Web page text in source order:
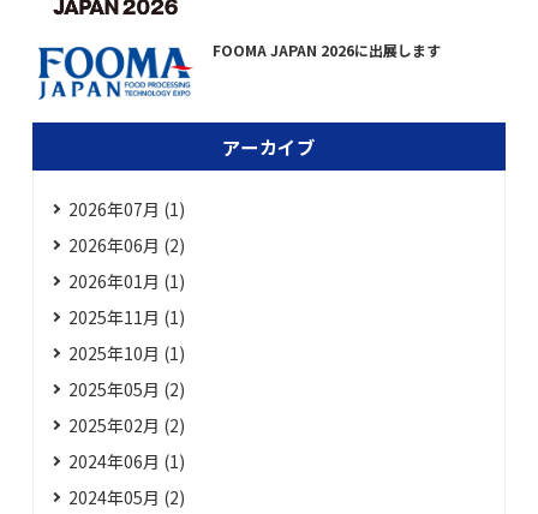
FOOMA JAPAN 2026に出展します
アーカイブ
2026年07月 (1)
2026年06月 (2)
2026年01月 (1)
2025年11月 (1)
2025年10月 (1)
2025年05月 (2)
2025年02月 (2)
2024年06月 (1)
2024年05月 (2)